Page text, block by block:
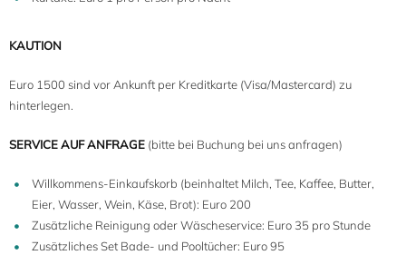
KAUTION
Euro 1500 sind vor Ankunft per Kreditkarte (Visa/Mastercard) zu
hinterlegen.
SERVICE AUF ANFRAGE (bitte bei Buchung bei uns anfragen)
Willkommens-Einkaufskorb (beinhaltet Milch, Tee, Kaffee, Butter,
Eier, Wasser, Wein, Käse, Brot): Euro 200
Zusätzliche Reinigung oder Wäscheservice: Euro 35 pro Stunde
Zusätzliches Set Bade- und Pooltücher: Euro 95